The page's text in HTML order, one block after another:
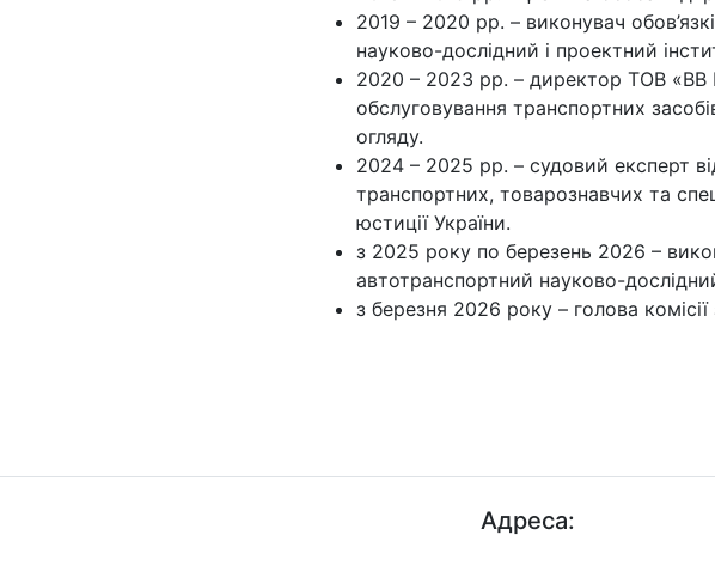
2019 – 2020 рр. – виконувач
науково-дослідний і проектний
2020 – 2023 рр. – директор ТОВ «ВВ
обслуговування транспортних
огляду.
2024 – 2025 рр. – судовий експерт
транспортних, товарознавчих та
юстиції України.
з 2025 року по березень 2026 –
автотранспортний науково-
з березня 2026 року – голова
Адреса: